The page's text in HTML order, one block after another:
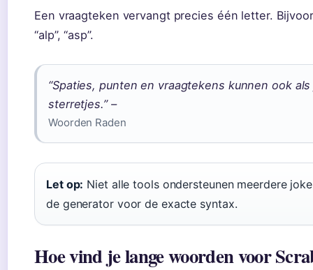
Een vraagteken vervangt precies één letter.
“alp”, “asp”.
“Spaties, punten en vraagtekens kunnen ook
sterretjes.” –
Woorden Raden
Let op: Niet alle tools ondersteunen meerdere
de generator voor de exacte syntax.
Hoe vind je lange woorden voor